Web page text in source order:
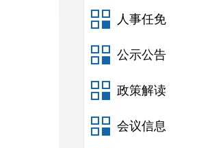
人事任免
公示公告
政策解读
会议信息